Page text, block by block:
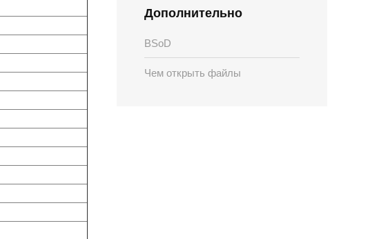
Дополнительно
BSoD
Чем открыть файлы